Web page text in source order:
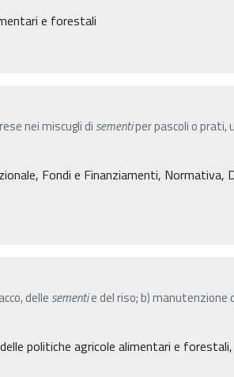
e forestali
nei miscugli di sementiper pascoli o prati,
Fondi e Finanziamenti,
delle sementie del riso; b) manutenzione
politiche agricole alimentari e